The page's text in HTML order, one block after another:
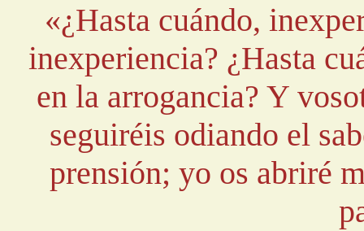
«¿Hasta cuándo,
inexperiencia? ¿Hasta
en la arrogancia? Y
seguiréis odiando el
prensión; yo os abriré